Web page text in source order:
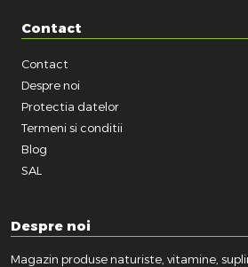
Contact
Contact
Despre noi
Protectia datelor
Termeni si conditii
Blog
SAL
Despre noi
Magazin produse naturiste, vitamine,